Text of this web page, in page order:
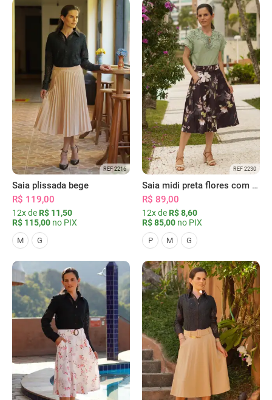
REF 2216
Saia plissada bege
R$ 119,00
12x de R$ 11,50
R$ 115,00 no PIX
M G
REF 2230
Saia midi preta flores com bolsos
R$ 89,00
12x de R$ 8,60
R$ 85,00 no PIX
P M G